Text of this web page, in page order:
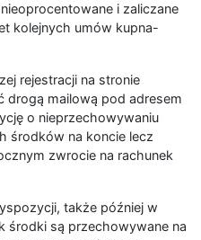
i zaliczane
kolejnych umów kupna-
rejestracji na stronie
drogą mailową pod adresem
o nieprzechowywaniu
środków na koncie lecz
zwrocie na rachunek
także później w
środki są przechowywane na